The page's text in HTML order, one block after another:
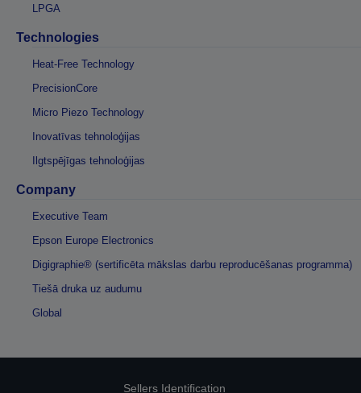
LPGA
Technologies
Heat-Free Technology
PrecisionCore
Micro Piezo Technology
Inovatīvas tehnoloģijas
Ilgtspējīgas tehnoloģijas
Company
Executive Team
Epson Europe Electronics
Digigraphie® (sertificēta mākslas darbu reproducēšanas programma)
Tiešā druka uz audumu
Global
Sellers Identification